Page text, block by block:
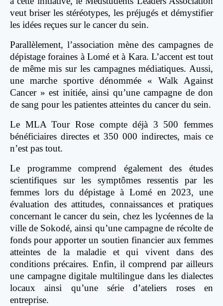
veut briser les stéréotypes, les préjugés et démystifier
les idées reçues sur le cancer du sein.
Parallèlement, l’association mène des campagnes de
dépistage foraines à Lomé et à Kara. L’accent est tout
de même mis sur les campagnes médiatiques. Aussi,
une marche sportive dénommée « Walk Against
Cancer » est initiée, ainsi qu’une campagne de don
de sang pour les patientes atteintes du cancer du sein.
Le MLA Tour Rose compte déjà 3 500 femmes
bénéficiaires directes et 350 000 indirectes, mais ce
n’est pas tout.
Le programme comprend également des études
scientifiques sur les symptômes ressentis par les
femmes lors du dépistage à Lomé en 2023, une
évaluation des attitudes, connaissances et pratiques
concernant le cancer du sein, chez les lycéennes de la
ville de Sokodé, ainsi qu’une campagne de récolte de
fonds pour apporter un soutien financier aux femmes
atteintes de la maladie et qui vivent dans des
conditions précaires. Enfin, il comprend par ailleurs
une campagne digitale multilingue dans les dialectes
locaux ainsi qu’une série d’ateliers roses en
entreprise.